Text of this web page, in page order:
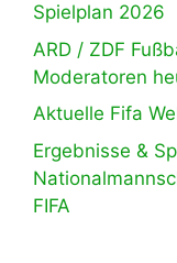
Spielplan 2026
ARD / ZDF
Moderatoren
Aktuelle Fifa
Ergebnisse &
FIFA